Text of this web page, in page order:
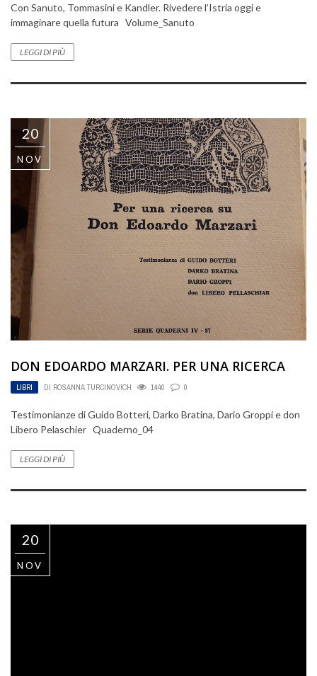
Con Sanuto, Tommasini e Kandler. Rivedere l’Istria oggi e
immaginare quella futura Volume_Sanuto
LEGGI DI PIÙ
20
NOV
DON EDOARDO MARZARI. PER UNA RICERCA
LIBRI DI ROSANNA TURCINOVICH 1440 0
Testimonianze di Guido Botteri, Darko Bratina, Dario Groppi e don
Libero Pelaschier Quaderno_04
LEGGI DI PIÙ
20
NOV